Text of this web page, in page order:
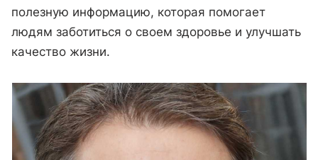
полезную информацию, которая помогает
людям заботиться о своем здоровье и улучшать
качество жизни.